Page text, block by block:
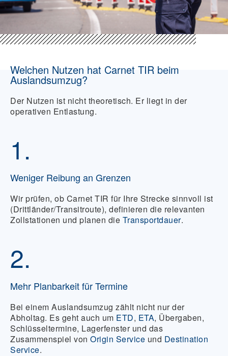
Welchen Nutzen hat Carnet TIR beim
Auslandsumzug?
Der Nutzen ist nicht theoretisch. Er liegt in der
operativen Entlastung.
1.
Weniger Reibung an Grenzen
Wir prüfen, ob Carnet TIR für Ihre Strecke sinnvoll ist
(Drittländer/Transitroute), definieren die relevanten
Zollstationen und planen die Transportdauer.
2.
Mehr Planbarkeit für Termine
Bei einem Auslandsumzug zählt nicht nur der
Abholtag. Es geht auch um ETD, ETA, Übergaben,
Schlüsseltermine, Lagerfenster und das
Zusammenspiel von Origin Service und Destination
Service.